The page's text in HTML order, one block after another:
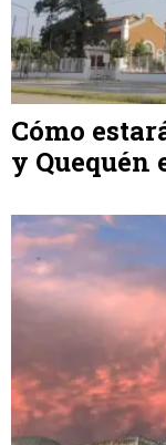
Cómo
y Quequén